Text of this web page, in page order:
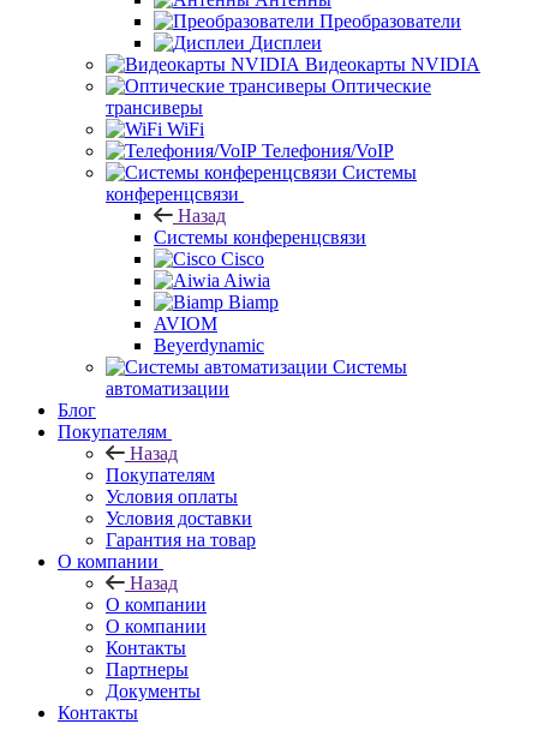
Преобразователи
Дисплеи
Видеокарты NVIDIA
Оптические
трансиверы
WiFi
Телефония/VoIP
Системы
конференцсвязи
Назад
Системы конференцсвязи
Cisco
Aiwia
Biamp
AVIOM
Beyerdynamic
Системы
автоматизации
Блог
Покупателям
Назад
Покупателям
Условия оплаты
Условия доставки
Гарантия на товар
О компании
Назад
О компании
О компании
Контакты
Партнеры
Документы
Контакты